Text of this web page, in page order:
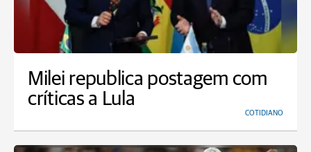
Milei republica postagem com
críticas a Lula
COTIDIANO